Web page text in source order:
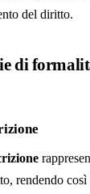
del diritto.
di
rendendo